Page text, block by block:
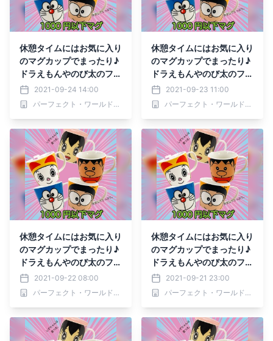
休憩タイムにはお気に入り
のマグカップでまったり♪
ドラえもんやのび太のフェ
イスがかわいいマグ
2021-09-24 14:00
パーフェクト・ワールド株式会社
休憩タイムにはお気に入り
のマグカップでまったり♪
ドラえもんやのび太のフェ
イスがかわいいマグ
2021-09-23 11:00
パーフェクト・ワールド株式会社
休憩タイムにはお気に入り
のマグカップでまったり♪
ドラえもんやのび太のフェ
イスがかわいいマグ
2021-09-22 08:00
パーフェクト・ワールド株式会社
休憩タイムにはお気に入り
のマグカップでまったり♪
ドラえもんやのび太のフェ
イスがかわいいマグ
2021-09-21 23:00
パーフェクト・ワールド株式会社